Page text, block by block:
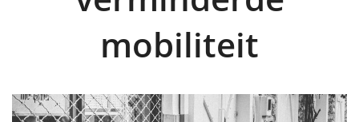
mobiliteit